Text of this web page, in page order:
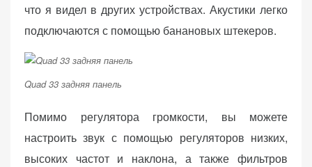
что я видел в других устройствах. Акустики легко
подключаются с помощью банановых штекеров.
Quad 33 задняя панель
Помимо регулятора громкости, вы можете
настроить звук с помощью регуляторов низких,
высоких частот и наклона, а также фильтров